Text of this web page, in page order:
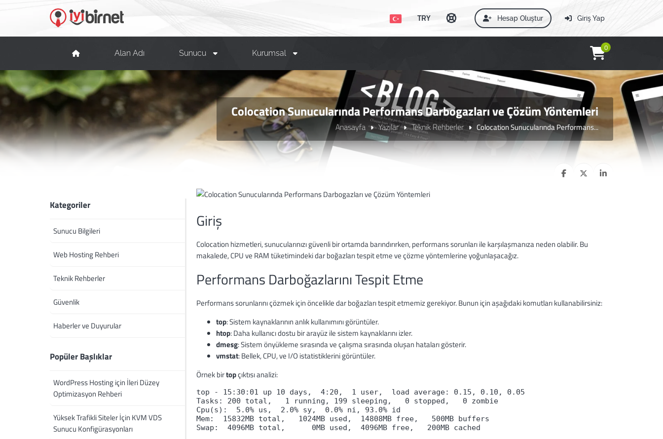
Giriş Yap
Hesap Oluştur
TRY
Alan Adı Sunucu Kurumsal
0
Colocation Sunucularında Performans Darbogazları ve Çözüm Yöntemleri
Anasayfa Yazılar Teknik Rehberler Colocation Sunucularında Performans...
Giriş
Colocation hizmetleri, sunucularınızı güvenli bir ortamda barındırırken, performans sorunları ile karşılaşmanıza neden olabilir. Bu
makalede, CPU ve RAM tüketimindeki dar boğazları tespit etme ve çözme yöntemlerine yoğunlaşacağız.
Performans Darboğazlarını Tespit Etme
Performans sorunlarını çözmek için öncelikle dar boğazları tespit etmemiz gerekiyor. Bunun için aşağıdaki komutları kullanabilirsiniz:
top: Sistem kaynaklarının anlık kullanımını görüntüler.
htop: Daha kullanıcı dostu bir arayüz ile sistem kaynaklarını izler.
dmesg: Sistem önyükleme sırasında ve çalışma sırasında oluşan hataları gösterir.
vmstat: Bellek, CPU, ve I/O istatistiklerini görüntüler.
Örnek birtopçıktısı analizi:
top - 15:30:01 up 10 days,  4:20,  1 user,  load average: 0.15, 0.10, 0.05
Tasks: 200 total,   1 running, 199 sleeping,   0 stopped,   0 zombie
Cpu(s):  5.0% us,  2.0% sy,  0.0% ni, 93.0% id
Mem:  15832MB total,   1024MB used,  14808MB free,   500MB buffers
Swap:  4096MB total,      0MB used,  4096MB free,   200MB cached
Kategoriler
Sunucu Bilgileri
Web Hosting Rehberi
Teknik Rehberler
Güvenlik
Haberler ve Duyurular
Popüler Başlıklar
WordPress Hosting için İleri Düzey
Optimizasyon Rehberi
Yüksek Trafikli Siteler İçin KVM VDS
Sunucu Konfigürasyonları